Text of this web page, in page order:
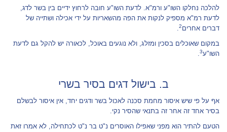
להלכה נחלקו השו"ע ורמ"א. לדעת השו"ע חובה לרחוץ ידיים בין בשר לדג,
לדעת רמ"א מספיק לנקות את הפה מהשאריות על ידי אכילה ושתייה של
דברים אחרים2
.
במקום שאוכלים בסכין ומזלג, ולא נוגעים באוכל, לכאורה יש להקל גם לדעת
השו"ע3
.
ב. בישול דגים בסיר בשרי
אף על פי שיש איסור מחמת סכנה לאכול בשר ודגים יחד, אין איסור לבשלם
בסיר אחד זה אחר זה בתנאי שהסיר נקי.
הטעם להתיר הוא מפני שאפילו האוסרים נ"ט בר נ"ט לכתחילה, לא אמרו זאת